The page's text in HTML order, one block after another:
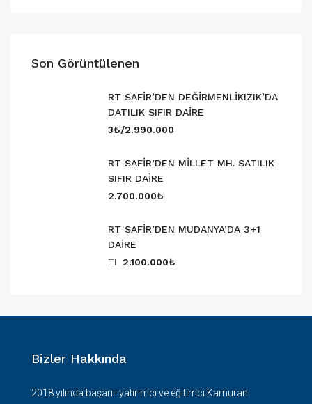
Son Görüntülenen
RT SAFİR’DEN DEĞİRMENLİKIZIK’DA
DATILIK SIFIR DAİRE
3₺/2.990.000
RT SAFİR’DEN MİLLET MH. SATILIK
SIFIR DAİRE
2.700.000₺
RT SAFİR’DEN MUDANYA’DA 3+1
DAİRE
TL 2.100.000₺
Bizler Hakkında
2018 yılında başarılı yatırımcı ve eğitimci Kamuran